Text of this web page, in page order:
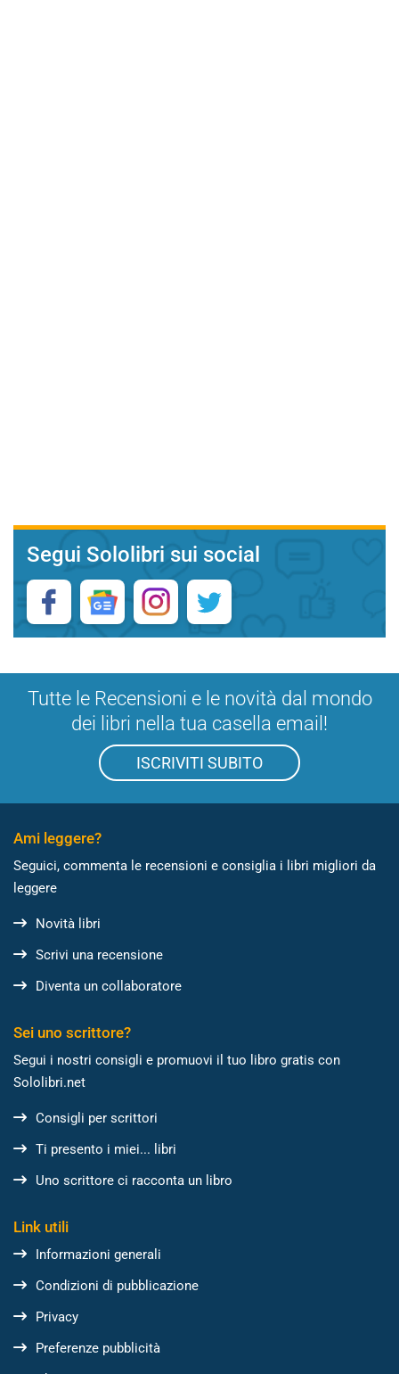
Segui Sololibri sui social
Tutte le Recensioni e le novità dal mondo
dei libri nella tua casella email!
ISCRIVITI SUBITO
Ami leggere?
Seguici, commenta le recensioni e consiglia i libri migliori da
leggere
Novità libri
Scrivi una recensione
Diventa un collaboratore
Sei uno scrittore?
Segui i nostri consigli e promuovi il tuo libro gratis con
Sololibri.net
Consigli per scrittori
Ti presento i miei... libri
Uno scrittore ci racconta un libro
Link utili
Informazioni generali
Condizioni di pubblicazione
Privacy
Preferenze pubblicità